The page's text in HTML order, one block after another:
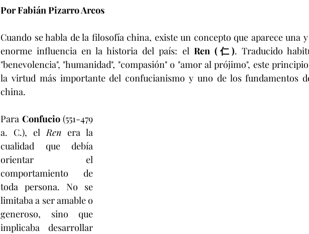
Por Fabián Pizarro Arcos
Cuando se habla de la filosofía china, existe un concepto que aparece una
enorme influencia en la historia del país: el Ren (仁). Traducido
"benevolencia", "humanidad", "compasión" o "amor al prójimo", este
la virtud más importante del confucianismo y uno de los fundamentos
china.
Para Confucio (551-479
a. C.), el Ren era la
cualidad que debía
orientar el
comportamiento de
toda persona. No se
limitaba a ser amable o
generoso, sino que
implicaba desarrollar